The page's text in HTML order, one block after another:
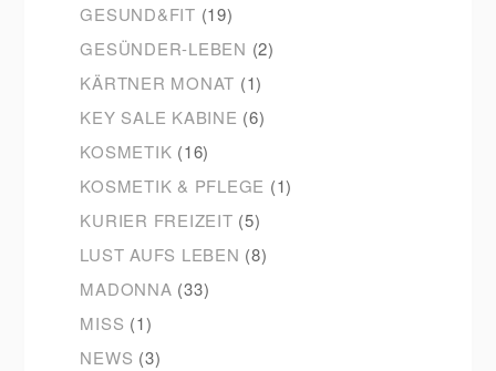
GESUND&FIT (19)
GESÜNDER-LEBEN (2)
KÄRTNER MONAT (1)
KEY SALE KABINE (6)
KOSMETIK (16)
KOSMETIK & PFLEGE (1)
KURIER FREIZEIT (5)
LUST AUFS LEBEN (8)
MADONNA (33)
MISS (1)
NEWS (3)